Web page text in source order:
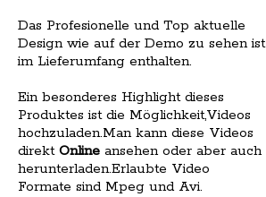
Das Profesionelle und Top aktuelle
Design wie auf der Demo zu sehen ist
im Lieferumfang enthalten.
Ein besonderes Highlight dieses
Produktes ist die Möglichkeit,Videos
hochzuladen.Man kann diese Videos
direkt Online ansehen oder aber auch
herunterladen.Erlaubte Video
Formate sind Mpeg und Avi.